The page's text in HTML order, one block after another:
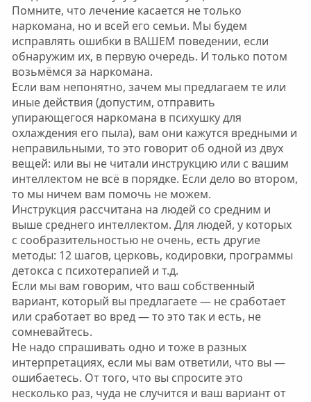
Помните, что лечение касается не только
наркомана, но и всей его семьи. Мы будем
исправлять ошибки в ВАШЕМ поведении, если
обнаружим их, в первую очередь. И только потом
возьмёмся за наркомана.
Если вам непонятно, зачем мы предлагаем те или
иные действия (допустим, отправить
упирающегося наркомана в психушку для
охлаждения его пыла), вам они кажутся вредными и
неправильными, то это говорит об одной из двух
вещей: или вы не читали инструкцию или с вашим
интеллектом не всё в порядке. Если дело во втором,
то мы ничем вам помочь не можем.
Инструкция рассчитана на людей со средним и
выше среднего интеллектом. Для людей, у которых
с сообразительностью не очень, есть другие
методы: 12 шагов, церковь, кодировки, программы
детокса с психотерапией и т.д.
Если мы вам говорим, что ваш собственный
вариант, который вы предлагаете — не сработает
или сработает во вред — то это так и есть, не
сомневайтесь.
Не надо спрашивать одно и тоже в разных
интерпретациях, если мы вам ответили, что вы —
ошибаетесь. От того, что вы спросите это
несколько раз, чуда не случится и ваш вариант от